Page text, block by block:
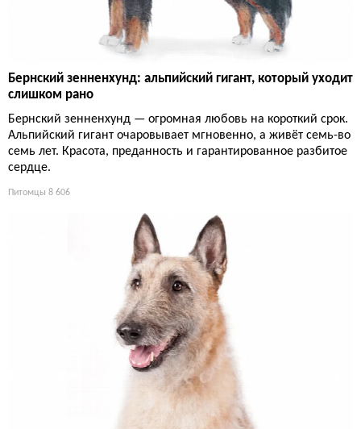
Бернский зенненхунд: альпийский гигант, который уходит
слишком рано
Бернский зенненхунд — огромная любовь на короткий срок.
Альпийский гигант очаровывает мгновенно, а живёт семь-во
семь лет. Красота, преданность и гарантированное разбитое
сердце.
Питомцы 8 606